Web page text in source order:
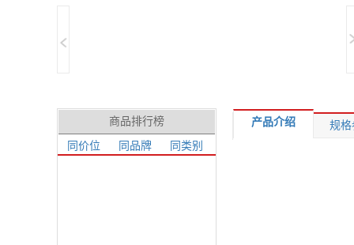
商品排行榜
同价位 同品牌 同类别
产品介绍 规格